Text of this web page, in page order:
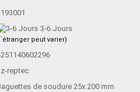
3-6 Jours
peut varier)
reptec
de soudure 25x 200 mm